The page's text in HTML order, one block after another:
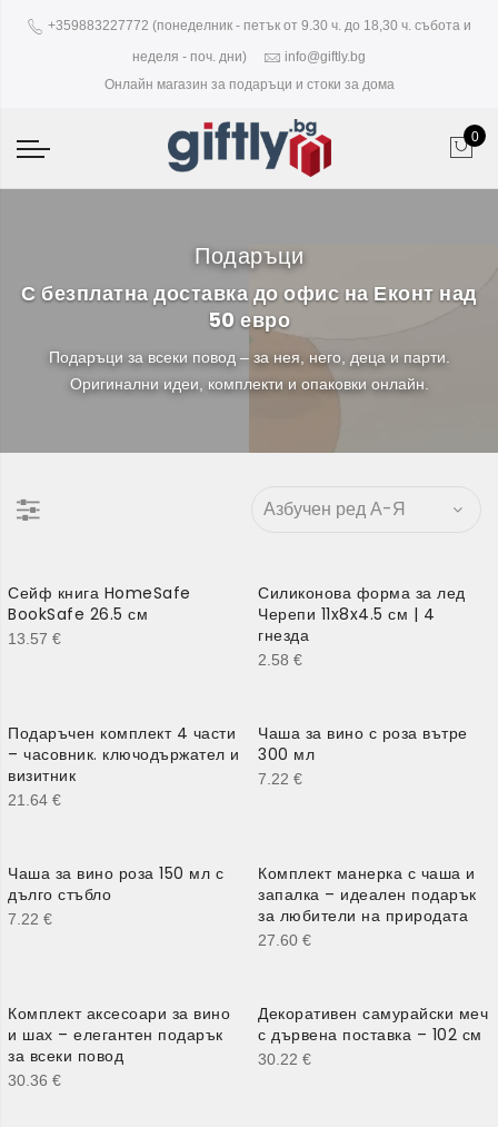
+359883227772 (понеделник - петък от 9.30 ч. до 18,30 ч. събота и
неделя - поч. дни)
info@giftly.bg
Онлайн магазин за подаръци и стоки за дома
0
Подаръци
С безплатна доставка до офис на Еконт над
50 евро
Подаръци за всеки повод – за нея, него, деца и парти.
Оригинални идеи, комплекти и опаковки онлайн.
Сейф книга HomeSafe
BookSafe 26.5 см
13.57 €
Силиконова форма за лед
Черепи 11x8x4.5 см | 4
гнезда
2.58 €
Подаръчен комплект 4 части
– часовник. ключодържател и
визитник
21.64 €
Чаша за вино с роза вътре
300 мл
7.22 €
Чаша за вино роза 150 мл с
дълго стъбло
7.22 €
Комплект манерка с чаша и
запалка – идеален подарък
за любители на природата
27.60 €
Комплект аксесоари за вино
и шах – елегантен подарък
за всеки повод
30.36 €
Декоративен самурайски меч
с дървена поставка – 102 см
30.22 €